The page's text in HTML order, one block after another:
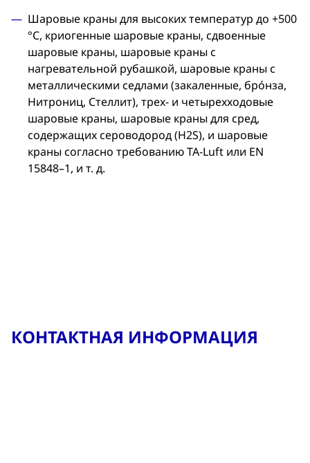
Шаровые краны для высоких температур до +500
°C, криогенные шаровые краны, сдвоенные
шаровые краны, шаровые краны с
нагревательной рубашкой, шаровые краны с
металлическими седлами (закаленные, бро́нза,
Нитрониц, Стеллит), трех- и четырехходовые
шаровые краны, шаровые краны для сред,
содержащих сероводород (H2S), и шаровые
краны согласно требованию TA-Luft или EN
15848–1, и т. д.
КОНТАКТНАЯ ИНФОРМАЦИЯ